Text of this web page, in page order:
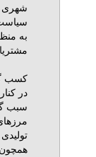
به
در
سبب